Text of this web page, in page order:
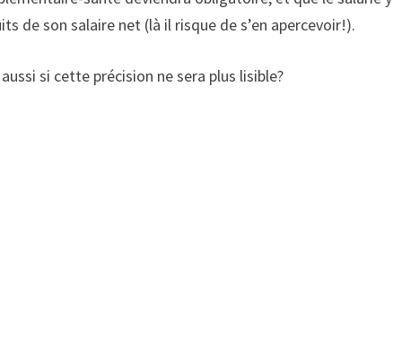
de son salaire net (là il risque de s’en apercevoir!).
si cette précision ne sera plus lisible?